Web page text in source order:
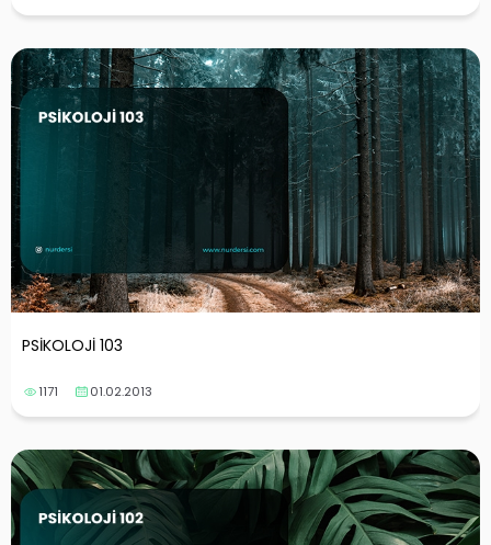
PSİKOLOJİ 103
1171 01.02.2013